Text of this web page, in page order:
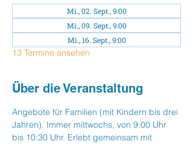
Mi., 02. Sept., 9:00
Mi., 09. Sept., 9:00
Mi., 16. Sept., 9:00
13 Termine ansehen
Über die Veranstaltung
Angebote für Familien (mit Kindern bis drei
Jahren). Immer mittwochs, von 9:00 Uhr
bis 10:30 Uhr. Erlebt gemeinsam mit